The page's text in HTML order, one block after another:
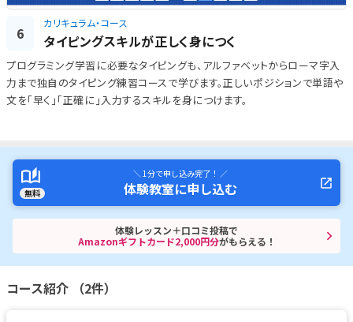
6
カリキュラム・コース
タイピングスキルが正しく身につく
プログラミング学習に必要なタイピングも、アルファベットからローマ字入
力まで独自のタイピング練習コースで学びます。正しいポジションで単語や
文を「早く」「正確に」入力するスキルを身につけます。
無料
＼ 1分で申し込み完了！ ／
体験教室に申し込む
体験レッスン＋口コミ投稿で
Amazonギフトカード2,000円分がもらえる！
コース紹介 （2件）